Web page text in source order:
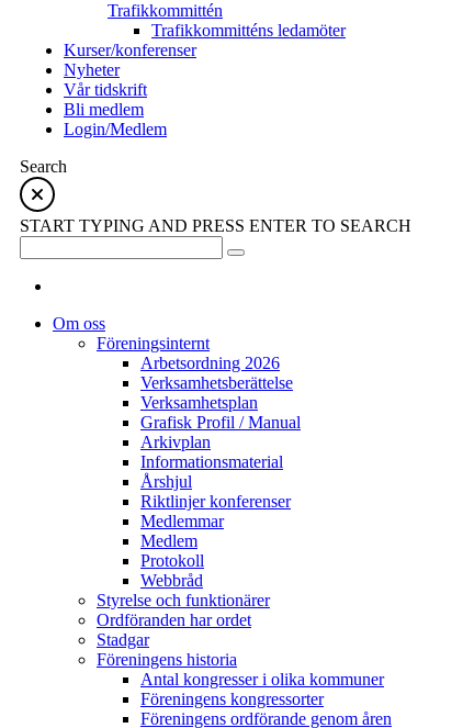
Trafikkommittén
Trafikkommitténs ledamöter
Kurser/konferenser
Nyheter
Vår tidskrift
Bli medlem
Login/Medlem
Search
START TYPING AND PRESS ENTER TO SEARCH
Om oss
Föreningsinternt
Arbetsordning 2026
Verksamhetsberättelse
Verksamhetsplan
Grafisk Profil / Manual
Arkivplan
Informationsmaterial
Årshjul
Riktlinjer konferenser
Medlemmar
Medlem
Protokoll
Webbråd
Styrelse och funktionärer
Ordföranden har ordet
Stadgar
Föreningens historia
Antal kongresser i olika kommuner
Föreningens kongressorter
Föreningens ordförande genom åren